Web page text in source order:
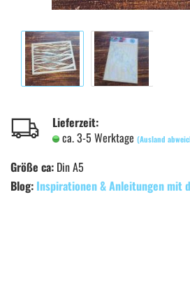
Lieferzeit:
ca. 3-5 Werktage (Ausland
Größe ca: Din A5
Blog: Inspirationen & Anleitungen mit